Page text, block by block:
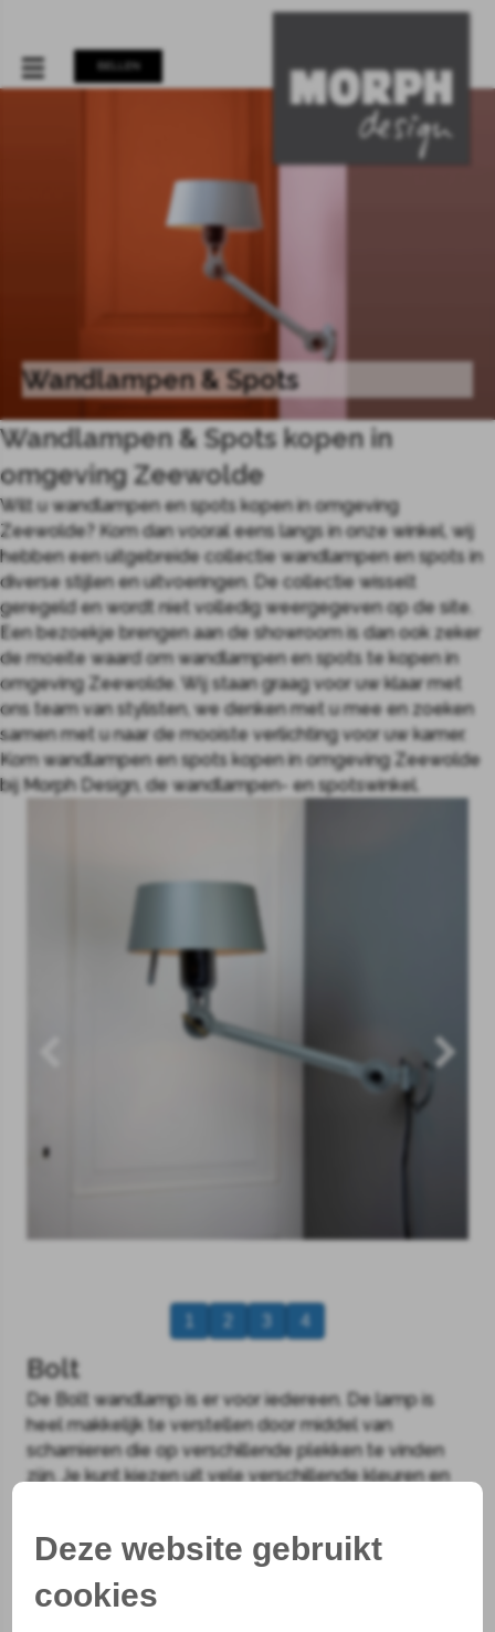
BELLEN
Wandlampen & Spots
Wandlampen & Spots kopen in
omgeving Zeewolde
Wilt u wandlampen en spots kopen in omgeving
Zeewolde? Kom dan vooral eens langs in onze winkel, wij
hebben een uitgebreide collectie wandlampen en spots in
diverse stijlen en uitvoeringen. De collectie wisselt
geregeld en wordt niet volledig weergegeven op de site.
Een bezoekje brengen aan de showroom is dan ook zeker
de moeite waard om wandlampen en spots te kopen in
omgeving Zeewolde. Wij staan graag voor uw klaar met
ons team van stylisten, we denken met u mee en zoeken
samen met u naar de mooiste verlichting voor uw kamer.
Kom wandlampen en spots kopen in omgeving Zeewolde
bij Morph Design, de wandlampen- en spotswinkel.
4
Bolt
De Bolt wandlamp is er voor iedereen. De lamp is
heel makkelijk te verstellen door middel van
scharnieren die op verschillende plekken te vinden
zijn. Je kunt kiezen uit vele verschillende kleuren en
van prachtig Nederlands technisch design.
Afmetingen
Deze website gebruikt
cookies